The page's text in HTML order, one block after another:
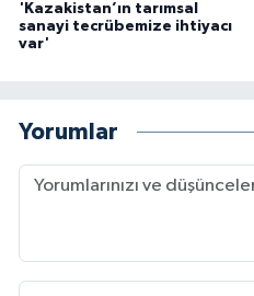
'Kazakistan’ın tarımsal
sanayi tecrübemize ihtiyacı
var'
Yorumlar